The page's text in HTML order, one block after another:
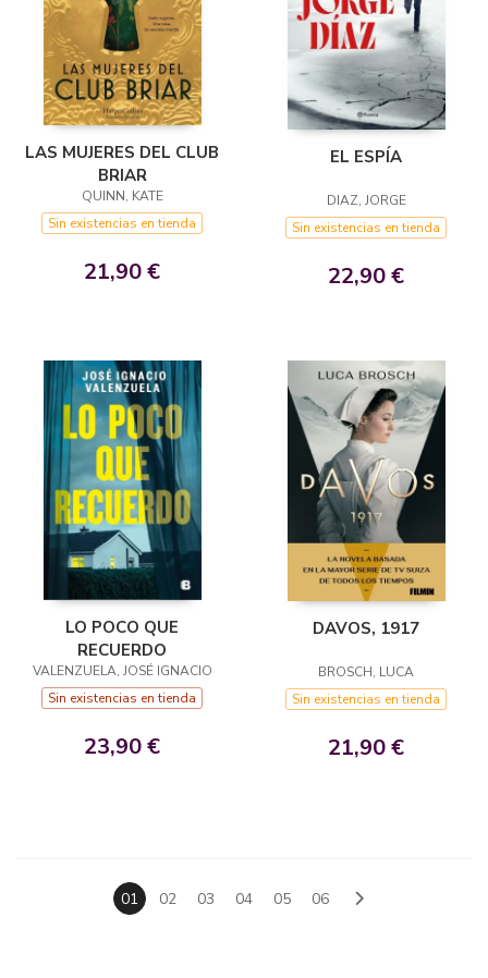
LAS MUJERES DEL CLUB
BRIAR
QUINN, KATE
Sin existencias en tienda
21,90 €
EL ESPÍA
DIAZ, JORGE
Sin existencias en tienda
22,90 €
LO POCO QUE
RECUERDO
VALENZUELA, JOSÉ IGNACIO
Sin existencias en tienda
23,90 €
DAVOS, 1917
BROSCH, LUCA
Sin existencias en tienda
21,90 €
01 02 03 04 05 06